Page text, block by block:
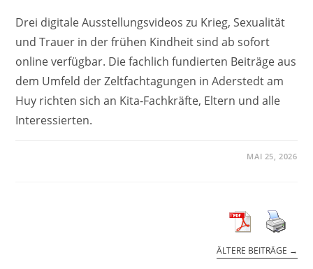
Drei digitale Ausstellungsvideos zu Krieg, Sexualität
und Trauer in der frühen Kindheit sind ab sofort
online verfügbar. Die fachlich fundierten Beiträge aus
dem Umfeld der Zeltfachtagungen in Aderstedt am
Huy richten sich an Kita-Fachkräfte, Eltern und alle
Interessierten.
MAI 25, 2026
ÄLTERE BEITRÄGE →